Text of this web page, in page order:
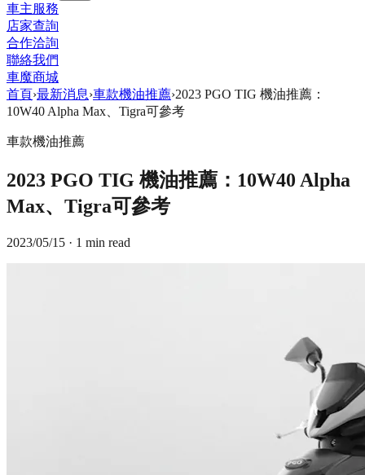
車主服務
店家查詢
合作洽詢
聯絡我們
車魔商城
首頁›最新消息›車款機油推薦›2023 PGO TIG 機油推薦：
10W40 Alpha Max、Tigra可參考
車款機油推薦
2023 PGO TIG 機油推薦：10W40 Alpha
Max、Tigra可參考
2023/05/15 · 1 min read